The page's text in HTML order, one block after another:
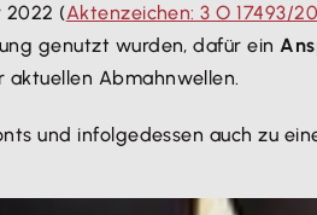
2022 (Aktenzeichen: 3 O 17493/20
genutzt wurden, dafür ein
Abmahnwellen.
und infolgedessen auch zu